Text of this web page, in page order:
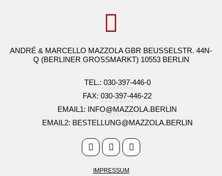
ANDRÉ & MARCELLO MAZZOLA GBR BEUSSELSTR. 44N-
Q (BERLINER GROSSMARKT) 10553 BERLIN
TEL.: 030-397-446-0
FAX: 030-397-446-22
EMAIL1: INFO@MAZZOLA.BERLIN
EMAIL2: BESTELLUNG@MAZZOLA.BERLIN
IMPRESSUM